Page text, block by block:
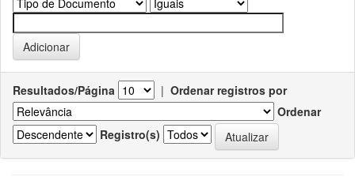
Resultados/Página | Ordenar registros por
Ordenar
Registro(s)